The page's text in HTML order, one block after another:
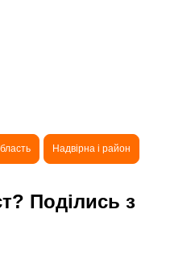
Надвірна і район
Поділись з